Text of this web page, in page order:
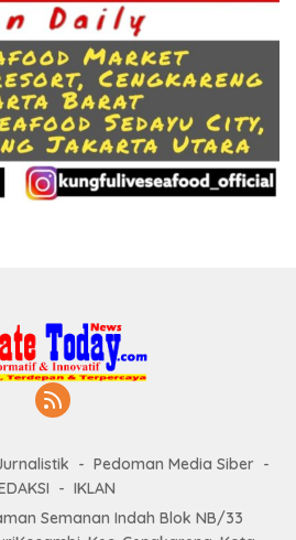
Pedoman Media Siber
IKLAN
Semanan Indah Blok NB/33